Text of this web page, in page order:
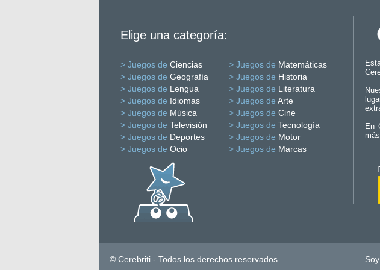
Elige una categoría:
> Juegos de Ciencias > Juegos de Matemáticas
> Juegos de Geografía > Juegos de Historia
> Juegos de Lengua > Juegos de Literatura
> Juegos de Idiomas > Juegos de Arte
> Juegos de Música > Juegos de Cine
> Juegos de Televisión > Juegos de Tecnología
> Juegos de Deportes > Juegos de Motor
> Juegos de Ocio > Juegos de Marcas
En
© Cerebriti - Todos los derechos reservados.